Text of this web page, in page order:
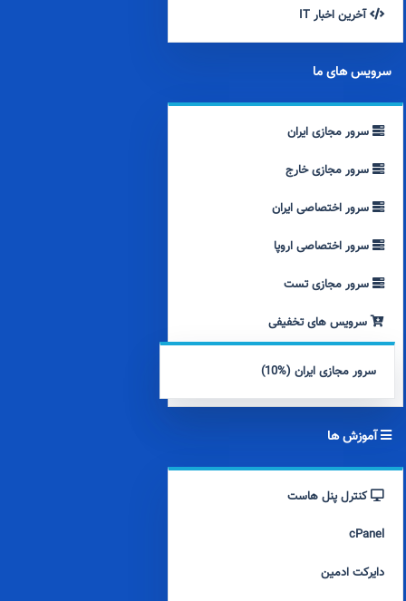
آخرین اخبار IT
سرویس های ما
سرور مجازی ایران
سرور مجازی خارج
سرور اختصاصی ایران
سرور اختصاصی اروپا
سرور مجازی تست
سرویس های تخفیفی
سرور مجازی ایران (%10)
آموزش ها
کنترل پنل هاست
cPanel
دایرکت ادمین